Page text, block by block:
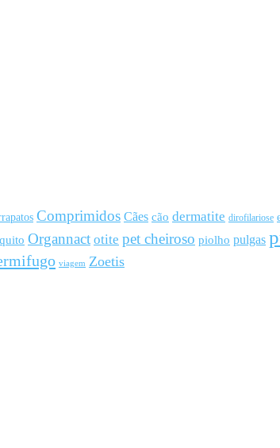
Comprimidos Cães cão dermatite dirofilariose
Organnact otite pet cheiroso piolho pulgas
viagem Zoetis